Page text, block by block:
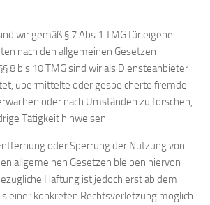
wir gemäß § 7 Abs.1 TMG für eigene
nach den allgemeinen Gesetzen
8 bis 10 TMG sind wir als Diensteanbieter
übermittelte oder gespeicherte fremde
oder nach Umständen zu forschen,
Tätigkeit hinweisen.
oder Sperrung der Nutzung von
allgemeinen Gesetzen bleiben hiervon
Haftung ist jedoch erst ab dem
einer konkreten Rechtsverletzung möglich.